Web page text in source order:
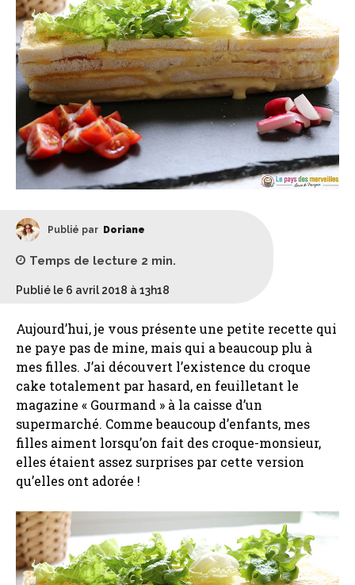
Publié par Doriane
Temps de lecture 2 min.
Publié le 6 avril 2018 à 13h18
Aujourd’hui, je vous présente une petite recette qui
ne paye pas de mine, mais qui a beaucoup plu à
mes filles. J’ai découvert l’existence du croque
cake totalement par hasard, en feuilletant le
magazine « Gourmand » à la caisse d’un
supermarché. Comme beaucoup d’enfants, mes
filles aiment lorsqu’on fait des croque-monsieur,
elles étaient assez surprises par cette version
qu’elles ont adorée !